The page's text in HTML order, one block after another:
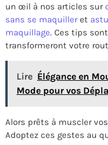
un œil à nos articles sur
sans se maquilleret
maquillage. Ces tips
transformeront votre
Lire Élégance en
Mode pour vos
Alors prêts à muscler
Adoptez ces gestes au